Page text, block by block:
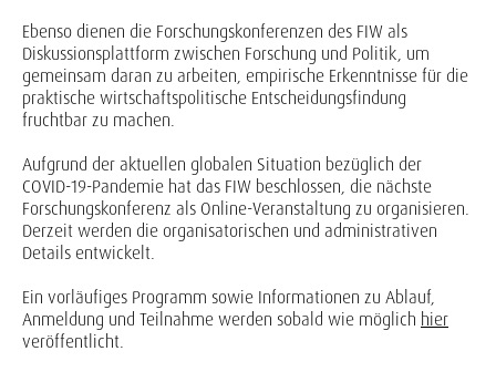
Ebenso dienen die Forschungskonferenzen des FIW als
Diskussionsplattform zwischen Forschung und Politik, um
gemeinsam daran zu arbeiten, empirische Erkenntnisse für die
praktische wirtschaftspolitische Entscheidungsfindung
fruchtbar zu machen.
Aufgrund der aktuellen globalen Situation bezüglich der
COVID-19-Pandemie hat das FIW beschlossen, die nächste
Forschungskonferenz als Online-Veranstaltung zu organisieren.
Derzeit werden die organisatorischen und administrativen
Details entwickelt.
Ein vorläufiges Programm sowie Informationen zu Ablauf,
Anmeldung und Teilnahme werden sobald wie möglich hier
veröffentlicht.